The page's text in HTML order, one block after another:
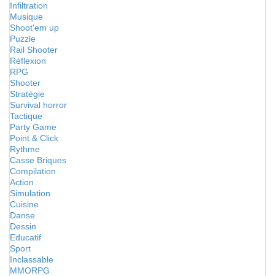
Infiltration
Musique
Shoot'em up
Puzzle
Rail Shooter
Réflexion
RPG
Shooter
Stratégie
Survival horror
Tactique
Party Game
Point & Click
Rythme
Casse Briques
Compilation
Action
Simulation
Cuisine
Danse
Dessin
Educatif
Sport
Inclassable
MMORPG